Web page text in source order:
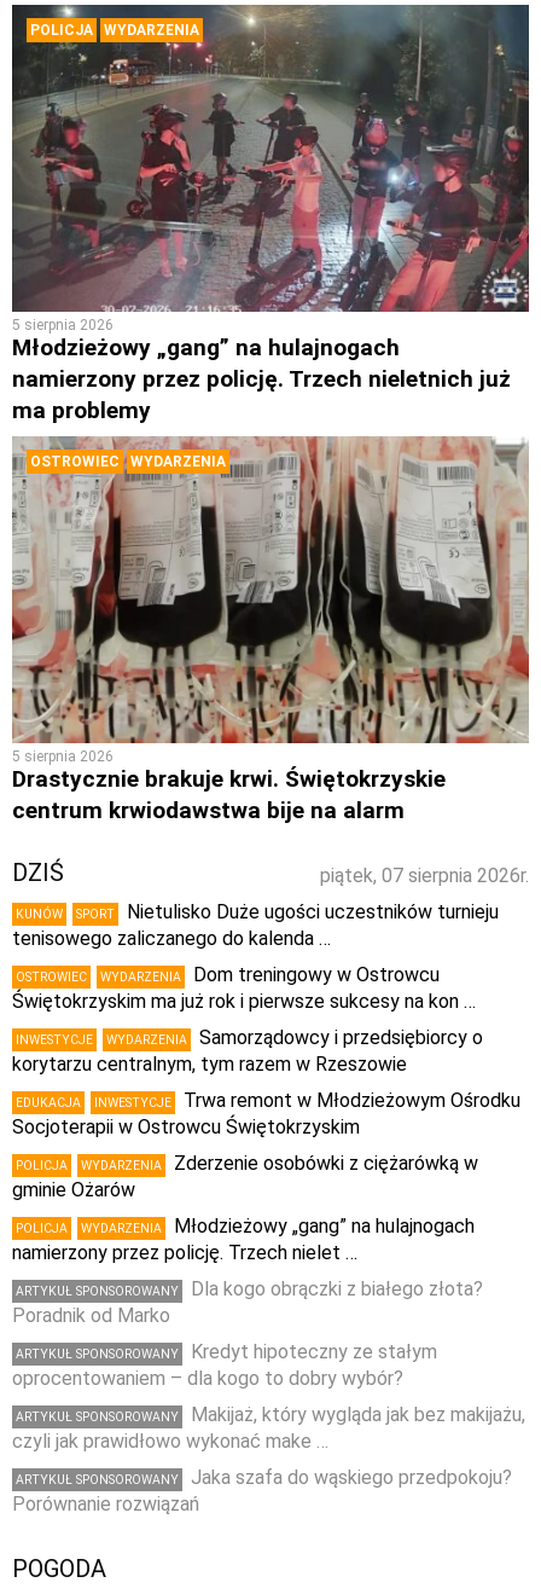
POLICJA WYDARZENIA
5 sierpnia 2026
Młodzieżowy „gang” na hulajnogach
namierzony przez policję. Trzech nieletnich już
ma problemy
OSTROWIEC WYDARZENIA
5 sierpnia 2026
Drastycznie brakuje krwi. Świętokrzyskie
centrum krwiodawstwa bije na alarm
piątek, 07 sierpnia 2026r.
DZIŚ
KUNÓW SPORT
Nietulisko Duże ugości uczestników turnieju
tenisowego zaliczanego do kalenda …
OSTROWIEC WYDARZENIA
Dom treningowy w Ostrowcu
Świętokrzyskim ma już rok i pierwsze sukcesy na kon …
INWESTYCJE WYDARZENIA
Samorządowcy i przedsiębiorcy o
korytarzu centralnym, tym razem w Rzeszowie
EDUKACJA INWESTYCJE
Trwa remont w Młodzieżowym Ośrodku
Socjoterapii w Ostrowcu Świętokrzyskim
POLICJA WYDARZENIA
Zderzenie osobówki z ciężarówką w
gminie Ożarów
POLICJA WYDARZENIA
Młodzieżowy „gang” na hulajnogach
namierzony przez policję. Trzech nielet …
ARTYKUŁ SPONSOROWANY
Dla kogo obrączki z białego złota?
Poradnik od Marko
ARTYKUŁ SPONSOROWANY
Kredyt hipoteczny ze stałym
oprocentowaniem – dla kogo to dobry wybór?
ARTYKUŁ SPONSOROWANY
Makijaż, który wygląda jak bez makijażu,
czyli jak prawidłowo wykonać make …
ARTYKUŁ SPONSOROWANY
Jaka szafa do wąskiego przedpokoju?
Porównanie rozwiązań
POGODA